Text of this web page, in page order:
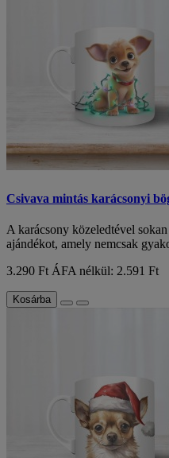
Csivava mintás karácsonyi
A karácsony közeledtével
ajándékot, amely nemcsak
3.290 Ft ÁFA nélkül: 2.591 Ft
Kosárba